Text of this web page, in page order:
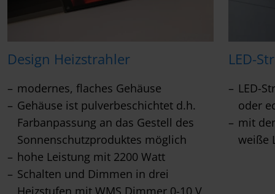
Design Heizstrahler
modernes, flaches Gehäuse
Gehäuse ist pulverbeschichtet d.h.
Farbanpassung an das Gestell des
Sonnenschutzproduktes möglich
hohe Leistung mit 2200 Watt
Schalten und Dimmen in drei
Heizstufen mit WMS Dimmer 0-10 V
LED-
LED-
oder
mit
weiße